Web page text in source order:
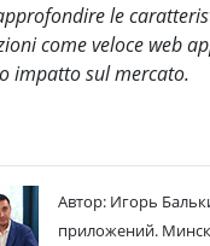
le
come veloce web
impatto sul mercato.
Автор: Игорь
приложений.